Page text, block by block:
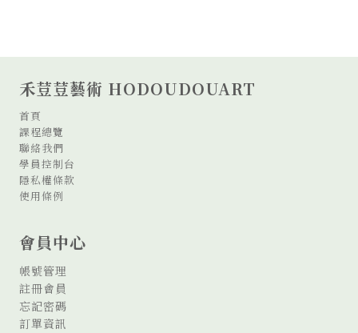
禾荳荳藝術 HODOUDOUART
首頁
課程總覽
聯絡我們
學員控制台
隱私權條款
使用條例
會員中心
帳號管理
註冊會員
忘記密碼
訂單資訊